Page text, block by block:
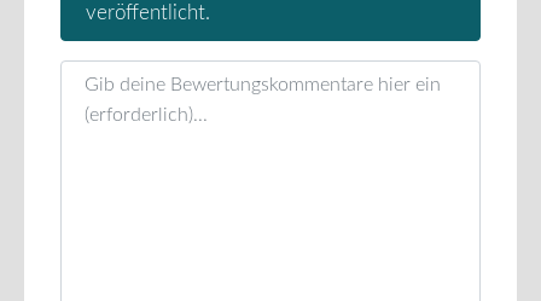
veröffentlicht.
Rezensionstext